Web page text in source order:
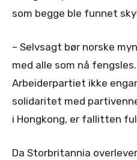
som begge ble funnet
– Selvsagt bør norske
med alle som nå
Arbeiderpartiet ikke
solidaritet med
i Hongkong, er fallitten
Da Storbritannia